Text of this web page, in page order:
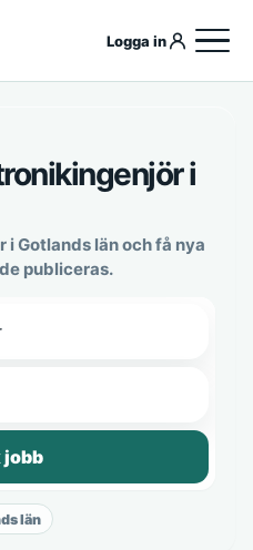
Logga in
i
Gotlands län och få nya
publiceras.
jobb
län